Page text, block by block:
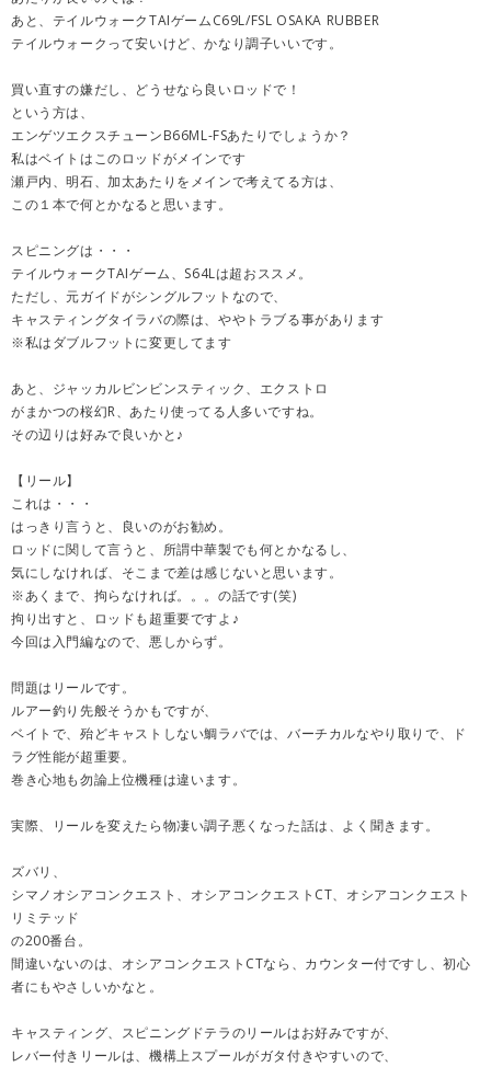
あと、テイルウォークTAIゲームC69L/FSL OSAKA RUBBER
テイルウォークって安いけど、かなり調子いいです。
買い直すの嫌だし、どうせなら良いロッドで！
という方は、
エンゲツエクスチューンB66ML-FSあたりでしょうか？
私はベイトはこのロッドがメインです
瀬戸内、明石、加太あたりをメインで考えてる方は、
この１本で何とかなると思います。
スピニングは・・・
テイルウォークTAIゲーム、S64Lは超おススメ。
ただし、元ガイドがシングルフットなので、
キャスティングタイラバの際は、ややトラブる事があります
※私はダブルフットに変更してます
あと、ジャッカルビンビンスティック、エクストロ
がまかつの桜幻R、あたり使ってる人多いですね。
その辺りは好みで良いかと♪
【リール】
これは・・・
はっきり言うと、良いのがお勧め。
ロッドに関して言うと、所謂中華製でも何とかなるし、
気にしなければ、そこまで差は感じないと思います。
※あくまで、拘らなければ。。。の話です(笑)
拘り出すと、ロッドも超重要ですよ♪
今回は入門編なので、悪しからず。
問題はリールです。
ルアー釣り先般そうかもですが、
ベイトで、殆どキャストしない鯛ラバでは、バーチカルなやり取りで、ド
ラグ性能が超重要。
巻き心地も勿論上位機種は違います。
実際、リールを変えたら物凄い調子悪くなった話は、よく聞きます。
ズバリ、
シマノオシアコンクエスト、オシアコンクエストCT、オシアコンクエスト
リミテッド
の200番台。
間違いないのは、オシアコンクエストCTなら、カウンター付ですし、初心
者にもやさしいかなと。
キャスティング、スピニングドテラのリールはお好みですが、
レバー付きリールは、機構上スプールがガタ付きやすいので、